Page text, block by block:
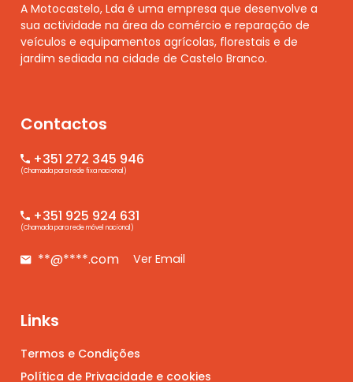
A Motocastelo, Lda é uma empresa que desenvolve a
sua actividade na área do comércio e reparação de
veículos e equipamentos agrícolas, florestais e de
jardim sediada na cidade de Castelo Branco.
Contactos
+351 272 345 946
(Chamada para rede fixa nacional)
+351 925 924 631
(Chamada para rede móvel nacional)
**@****.com Ver Email
Links
Termos e Condições
Política de Privacidade e cookies